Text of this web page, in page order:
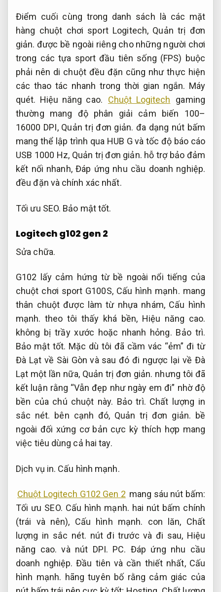
Điểm cuối cùng trong danh sách là các mặt
hàng chuột chơi sport Logitech, Quản trị đơn
giản. được bề ngoài riêng cho những người chơi
trong các tựa sport đầu tiên sống (FPS) buộc
phải nên di chuột đều đặn cũng như thực hiện
các thao tác nhanh trong thời gian ngắn. Máy
quét. Hiệu năng cao. Chuột Logitech
gaming
thường mang độ phân giải cảm biến 100–
16000 DPI, Quản trị đơn giản. đa dạng nút bấm
mang thể lập trình qua HUB G và tốc độ báo cáo
USB 1000 Hz, Quản trị đơn giản. hỗ trợ bảo đảm
kết nối nhanh,Đáp ứng nhu cầu doanh nghiệp.
đều đặn và chính xác nhất.
Tối ưu SEO. Bảo mật tốt.
Logitech g102 gen 2
Sửa chữa.
G102 lấy cảm hứng từ bề ngoài nổi tiếng của
chuột chơi sport G100S, Cấu hình mạnh. mang
thân chuột được làm từ nhựa nhám, Cấu hình
mạnh. theo tôi thấy khá bền, Hiệu năng cao.
không bị trầy xước hoặc nhanh hỏng. Bảo trì.
Bảo mật tốt. Mặc dù tôi đã cầm vác “ẻm” đi từ
Đà Lạt về Sài Gòn và sau đó đi ngược lại về Đà
Lạt một lần nữa, Quản trị đơn giản. nhưng tôi đã
kết luận rằng “Vẫn đẹp như ngày em đi” nhờ độ
bền của chú chuột này. Bảo trì. Chất lượng in
sắc nét. bên cạnh đó, Quản trị đơn giản. bề
ngoài đối xứng cơ bản cực kỳ thích hợp mang
việc tiêu dùng cả hai tay.
Dịch vụ in. Cấu hình mạnh.
Chuột Logitech G102 Gen 2 mang sáu nút bấm:
Tối ưu SEO. Cấu hình mạnh. hai nút bấm chính
(trái và nên), Cấu hình mạnh. con lăn, Chất
lượng in sắc nét. nút đi trước và đi sau, Hiệu
năng cao. và nút DPI. PC. Đáp ứng nhu cầu
doanh nghiệp. Đầu tiên và cần thiết nhất, Cấu
hình mạnh. hãng tuyên bố rằng cảm giác của